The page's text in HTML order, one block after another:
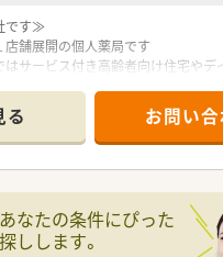
です≫
舗展開の個人薬局です
サービス付き高齢者向け住宅やデ
の敷地内への開局に伴い開業した法
です≫
局したばかりの綺麗な薬局です。
などの一般的な外来の他、プラセン
スの穴開けなども行っている美容系
前の薬局です
る お問い
なたの条件にぴった
しします。